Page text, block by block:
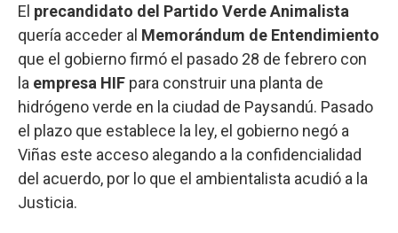
El precandidato del Partido Verde Animalista
quería acceder al Memorándum de Entendimiento
que el gobierno firmó el pasado 28 de febrero con
la empresa HIF para construir una planta de
hidrógeno verde en la ciudad de Paysandú. Pasado
el plazo que establece la ley, el gobierno negó a
Viñas este acceso alegando a la confidencialidad
del acuerdo, por lo que el ambientalista acudió a la
Justicia.